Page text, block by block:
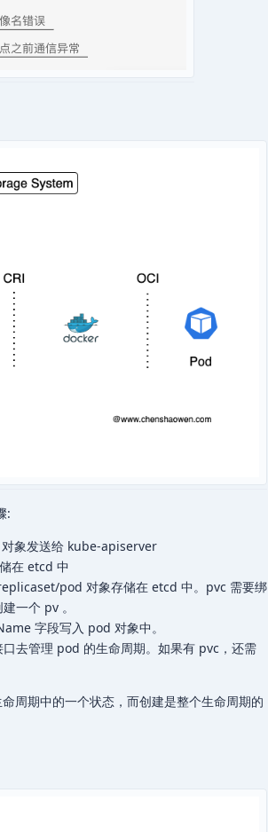
:
象发送给 kube-apiserver
在 etcd 中
pod 对象存储在 etcd 中。pvc 需要绑
一个 pv 。
字段写入 pod 对象中。
去管理 pod 的生命周期。如果有 pvc，还需
周期中的一个状态，而创建是整个生命周期的